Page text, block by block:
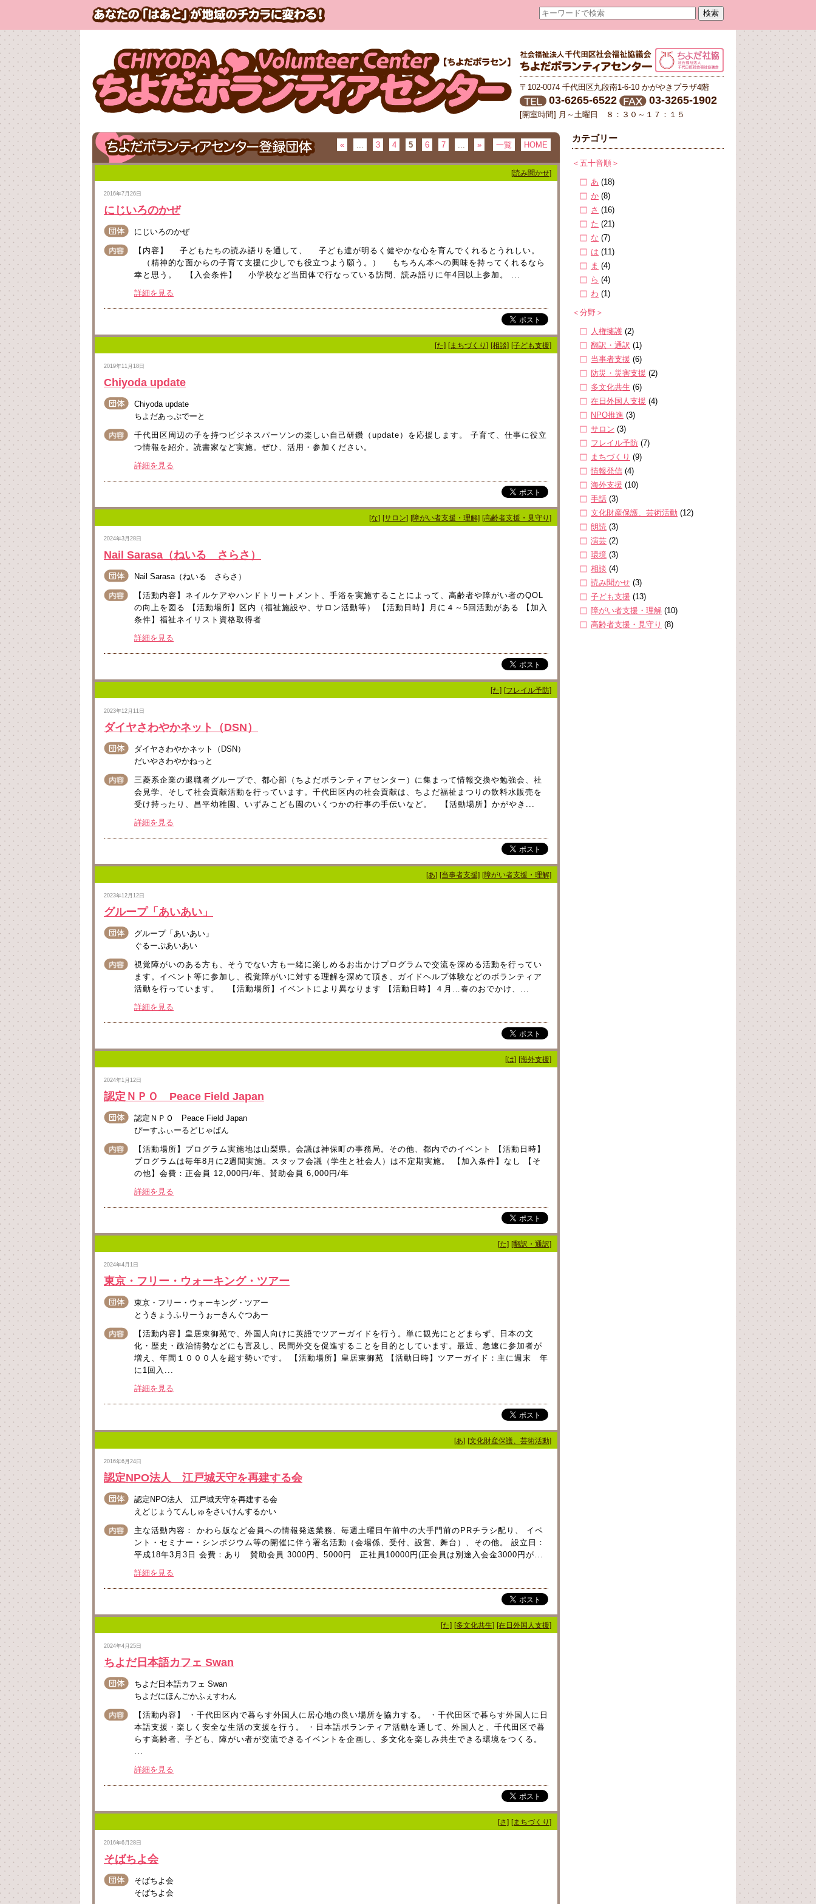
〒102-0074 千代田区九段南1-6-10 かがやきプラザ4階
03-6265-6522 03-3265-1902
[開室時間] 月～土曜日 ８：３０～１７：１５
« ... 3 4 5 6 7 ... » 一覧 HOME
[読み聞かせ]
2016年7月26日
にじいろのかぜ
にじいろのかぜ
【内容】 子どもたちの読み語りを通して、 子ども達が明るく健やかな心を育んでくれるとうれしい。
（精神的な面からの子育て支援に少しでも役立つよう願う。） もちろん本への興味を持ってくれるなら
幸と思う。 【入会条件】 小学校など当団体で行なっている訪問、読み語りに年4回以上参加。 ...
詳細を見る
[た] [まちづくり] [相談] [子ども支援]
2019年11月18日
Chiyoda update
Chiyoda update
ちよだあっぷでーと
千代田区周辺の子を持つビジネスパーソンの楽しい自己研鑽（update）を応援します。 子育て、仕事に役立
つ情報を紹介。読書家など実施。ぜひ、活用・参加ください。
詳細を見る
[な] [サロン] [障がい者支援・理解] [高齢者支援・見守り]
2024年3月28日
Nail Sarasa（ねいる さらさ）
Nail Sarasa（ねいる さらさ）
【活動内容】ネイルケアやハンドトリートメント、手浴を実施することによって、高齢者や障がい者のQOL
の向上を図る 【活動場所】区内（福祉施設や、サロン活動等） 【活動日時】月に４～5回活動がある 【加入
条件】福祉ネイリスト資格取得者
詳細を見る
[た] [フレイル予防]
2023年12月11日
ダイヤさわやかネット（DSN）
ダイヤさわやかネット（DSN）
だいやさわやかねっと
三菱系企業の退職者グループで、都心部（ちよだボランティアセンター）に集まって情報交換や勉強会、社
会見学、そして社会貢献活動を行っています。千代田区内の社会貢献は、ちよだ福祉まつりの飲料水販売を
受け持ったり、昌平幼稚園、いずみこども園のいくつかの行事の手伝いなど。 【活動場所】かがやき...
詳細を見る
[あ] [当事者支援] [障がい者支援・理解]
2023年12月12日
グループ「あいあい」
グループ「あいあい」
ぐるーぷあいあい
視覚障がいのある方も、そうでない方も一緒に楽しめるお出かけプログラムで交流を深める活動を行ってい
ます。イベント等に参加し、視覚障がいに対する理解を深めて頂き、ガイドヘルプ体験などのボランティア
活動を行っています。 【活動場所】イベントにより異なります 【活動日時】４月…春のおでかけ、...
詳細を見る
[は] [海外支援]
2024年1月12日
認定ＮＰＯ Peace Field Japan
認定ＮＰＯ Peace Field Japan
ぴーすふぃーるどじゃぱん
【活動場所】プログラム実施地は山梨県。会議は神保町の事務局。その他、都内でのイベント 【活動日時】
プログラムは毎年8月に2週間実施。スタッフ会議（学生と社会人）は不定期実施。 【加入条件】なし 【そ
の他】会費：正会員 12,000円/年、賛助会員 6,000円/年
詳細を見る
[た] [翻訳・通訳]
2024年4月1日
東京・フリー・ウォーキング・ツアー
東京・フリー・ウォーキング・ツアー
とうきょうふりーうぉーきんぐつあー
【活動内容】皇居東御苑で、外国人向けに英語でツアーガイドを行う。単に観光にとどまらず、日本の文
化・歴史・政治情勢などにも言及し、民間外交を促進することを目的としています。最近、急速に参加者が
増え、年間１０００人を超す勢いです。 【活動場所】皇居東御苑 【活動日時】ツアーガイド：主に週末 年
に1回入...
詳細を見る
[あ] [文化財産保護、芸術活動]
2016年6月24日
認定NPO法人 江戸城天守を再建する会
認定NPO法人 江戸城天守を再建する会
えどじょうてんしゅをさいけんするかい
主な活動内容： かわら版など会員への情報発送業務、毎週土曜日午前中の大手門前のPRチラシ配り、 イベ
ント・セミナー・シンポジウム等の開催に伴う署名活動（会場係、受付、設営、舞台）、その他。 設立日：
平成18年3月3日 会費：あり 賛助会員 3000円、5000円 正社員10000円(正会員は別途入会金3000円が...
詳細を見る
[た] [多文化共生] [在日外国人支援]
2024年4月25日
ちよだ日本語カフェ Swan
ちよだ日本語カフェ Swan
ちよだにほんごかふぇすわん
【活動内容】 ・千代田区内で暮らす外国人に居心地の良い場所を協力する。 ・千代田区で暮らす外国人に日
本語支援・楽しく安全な生活の支援を行う。 ・日本語ボランティア活動を通して、外国人と、千代田区で暮
らす高齢者、子ども、障がい者が交流できるイベントを企画し、多文化を楽しみ共生できる環境をつくる。
...
詳細を見る
[さ] [まちづくり]
2016年6月28日
そばちよ会
そばちよ会
そばちよ会
カテゴリー
＜五十音順＞
あ (18)
か (8)
さ (16)
た (21)
な (7)
は (11)
ま (4)
ら (4)
わ (1)
＜分野＞
人権擁護 (2)
翻訳・通訳 (1)
当事者支援 (6)
防災・災害支援 (2)
多文化共生 (6)
在日外国人支援 (4)
NPO推進 (3)
サロン (3)
フレイル予防 (7)
まちづくり (9)
情報発信 (4)
海外支援 (10)
手話 (3)
文化財産保護、芸術活動 (12)
朗読 (3)
演芸 (2)
環境 (3)
相談 (4)
読み聞かせ (3)
子ども支援 (13)
障がい者支援・理解 (10)
高齢者支援・見守り (8)